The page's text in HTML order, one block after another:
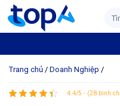
Trang chủ / Doanh Nghiệp /
4.4/5 - (28 bình